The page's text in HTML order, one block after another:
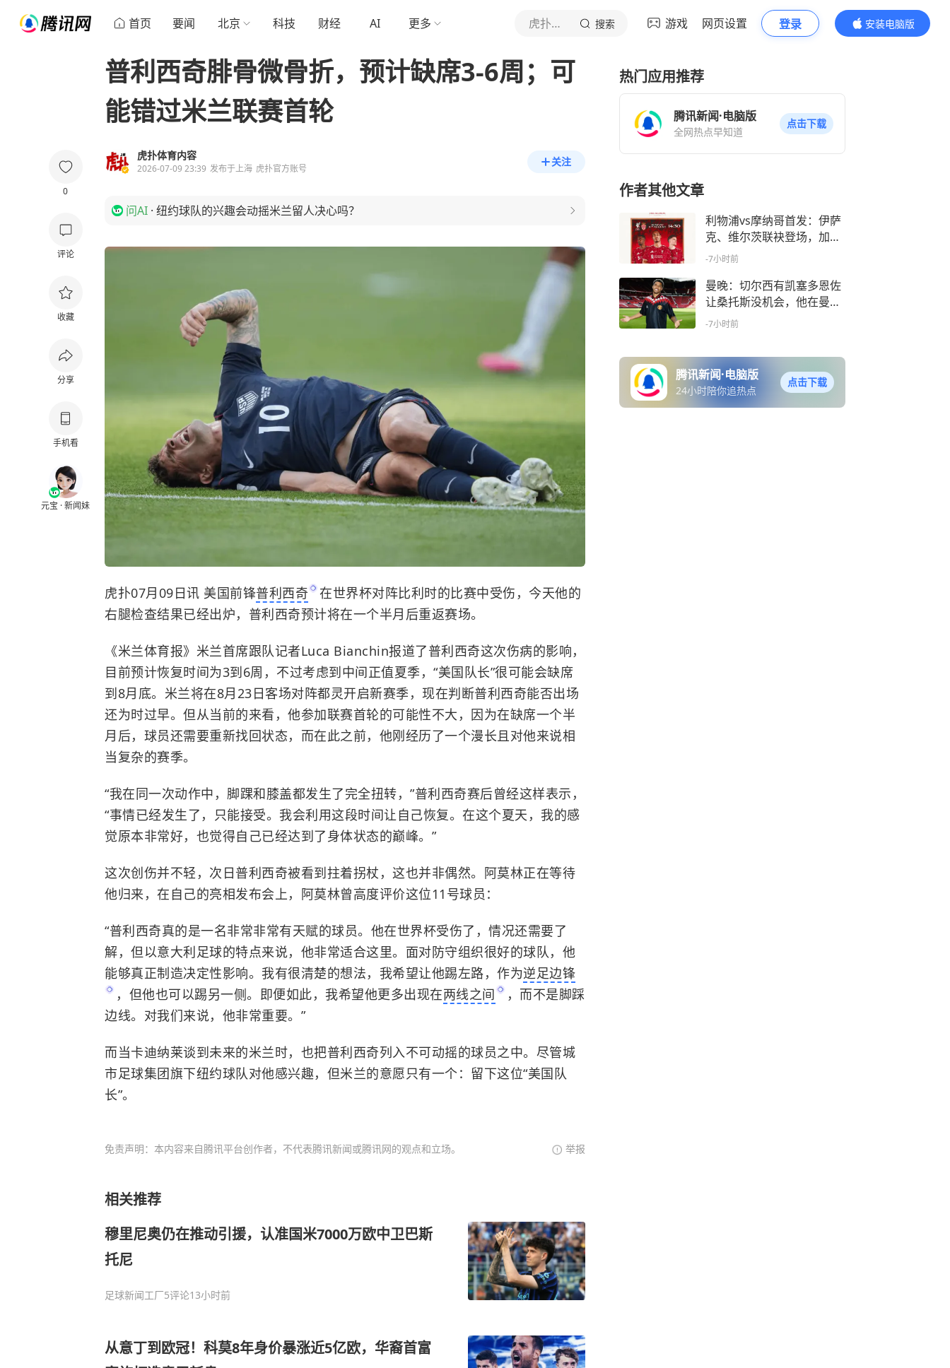
首页 要闻 北京 科技 财经 AI 更多 虎扑体育内容 搜索 游戏 网页设置 登录
安装电脑版
内容更精彩
0
评论
收藏
分享
手机看
元宝 · 新闻妹
普利西奇腓骨微骨折，预计缺席3-6周；可
能错过米兰联赛首轮
虎扑体育内容
2026-07-09 23:39 发布于上海 虎扑官方账号
关注
问AI · 纽约球队的兴趣会动摇米兰留人决心吗？
虎扑07月09日讯 美国前锋普利西奇
在世界杯对阵比利时的比赛中受伤，今天他的
右腿检查结果已经出炉，普利西奇预计将在一个半月后重返赛场。
《米兰体育报》米兰首席跟队记者Luca Bianchin报道了普利西奇这次伤病的影响，
目前预计恢复时间为3到6周，不过考虑到中间正值夏季，“美国队长”很可能会缺席
到8月底。米兰将在8月23日客场对阵都灵开启新赛季，现在判断普利西奇能否出场
还为时过早。但从当前的来看 ，他参加联赛首轮的可能性不大，因为在缺席一个半
月后，球员还需要重新找回状态，而在此之前，他刚经历了一个漫长且对他来说相
当复杂的赛季。
“我在同一次动作中，脚踝和膝盖都发生了完全扭转，”普利西奇赛后曾经这样表示，
“事情已经发生了，只能接受。我会利用这段时间让自己恢复。在这个夏天，我的感
觉原本非常好，也觉得自己已经达到了身体状态的巅峰。”
这次创伤并不轻，次日普利西奇被看到拄着拐杖，这也并非偶然。阿莫林正在等待
他归来，在自己的亮相发布会上，阿莫林曾高度评价这位11号球员：
“普利西奇真的是一名非常非常有天赋的球员。他在世界杯受伤了，情况还需要了
解，但以意大利足球的特点来说，他非常适合这里。面对防守组织很好的球队，他
能够真正制造决定性影响。我有很清楚的想法，我希望让他踢左路，作为逆足边锋
，但他也可以踢另一侧。即便如此，我希望他更多出现在两线之间
，而不是脚踩
边线。对我们来说，他非常重要。”
而当卡迪纳莱谈到未来的米兰时，也把普利西奇列入不可动摇的球员之中。尽管城
市足球集团旗下纽约球队对他感兴趣，但米兰的意愿只有一个：留下这位“美国队
长”。
免责声明：本内容来自腾讯平台创作者，不代表腾讯新闻或腾讯网的观点和立场。 举报
相关推荐
穆里尼奥仍在推动引援，认准国米7000万欧中卫巴斯
托尼
足球新闻工厂5评论13小时前
从意丁到欧冠！科莫8年身价暴涨近5亿欧，华裔首富
热门应用推荐
腾讯新闻·电脑版
全网热点早知道
点击下载
作者其他文章
利物浦vs摩纳哥首发：伊萨
克、维尔茨联袂登场，加克
波出战
-7小时前
曼晚：切尔西有凯塞多恩佐
让桑托斯没机会，他在曼联
更重要
-7小时前
腾讯新闻·电脑版
24小时陪你追热点
点击下载